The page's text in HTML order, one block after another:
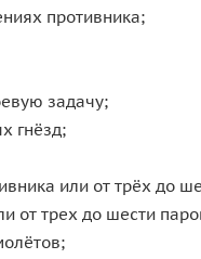
противника;
задачу;
гнёзд;
или от трёх до
от трех до шести